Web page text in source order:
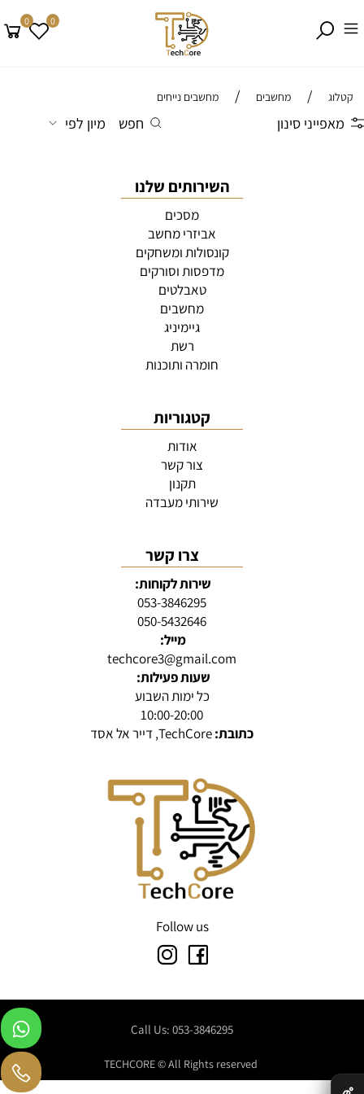
0 0
קטלוג / מחשבים / מחשבים נייחים
מאפייני סינון חפש מיון לפי
השירותים שלנו
מסכים
אביזרי מחשב
קונסולות ומשחקים
מדפסות וסורקים
טאבלטים
מחשבים
גיימיניג
רשת
חומרה ותוכנות
קטגוריות
אודות
צור קשר
תקנון
שירותי מעבדה
צרו קשר
שירות לקוחות:
053-3846295
050-5432646
מייל:
techcore3@gmail.com
שעות פעילות:
כל ימות השבוע
10:00-20:00
כתובת:TechCore, דייר אל אסד
Follow us
Call Us: 053-3846295